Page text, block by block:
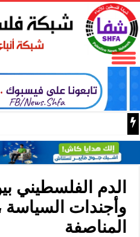
الاحتلال يعتقل الأسير
الدم الفلسطيني
وأجندات
المناصفة